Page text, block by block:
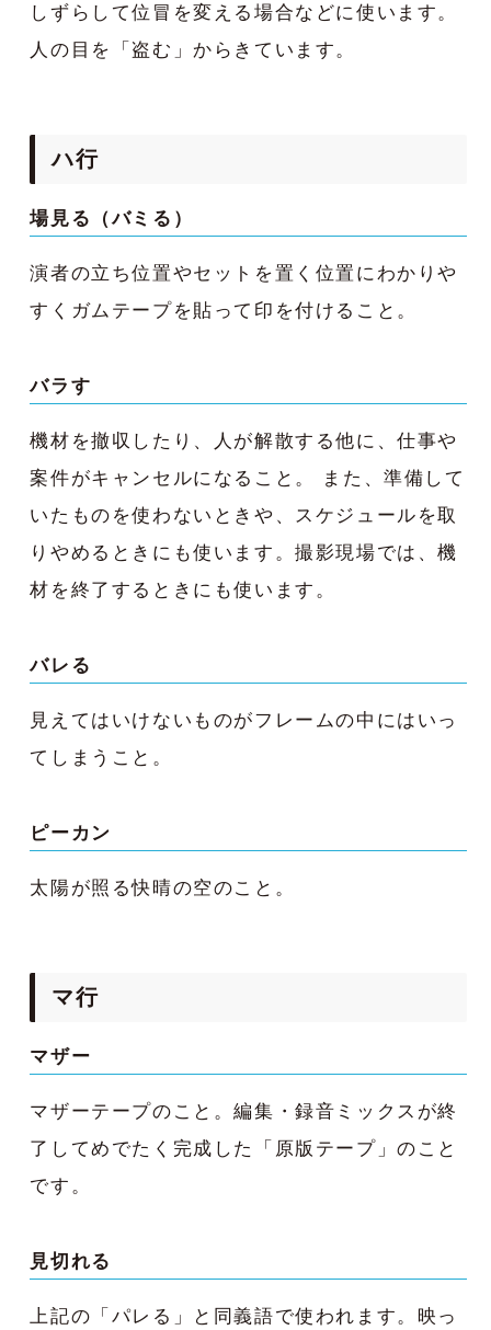
しずらして位冒を変える場合などに使います。
人の目を「盗む」からきています。
ハ行
場見る（バミる）
演者の立ち位置やセットを置く位置にわかりや
すくガムテープを貼って印を付けること。
バラす
機材を撤収したり、人が解散する他に、仕事や
案件がキャンセルになること。 また、準備して
いたものを使わないときや、スケジュールを取
りやめるときにも使います。撮影現場では、機
材を終了するときにも使います。
バレる
見えてはいけないものがフレームの中にはいっ
てしまうこと。
ピーカン
太陽が照る快晴の空のこと。
マ行
マザー
マザーテープのこと。編集・録音ミックスが終
了してめでたく完成した「原版テープ」のこと
です。
見切れる
上記の「パレる」と同義語で使われます。映っ